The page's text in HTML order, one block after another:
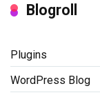
Blogroll
Plugins
WordPress Blog